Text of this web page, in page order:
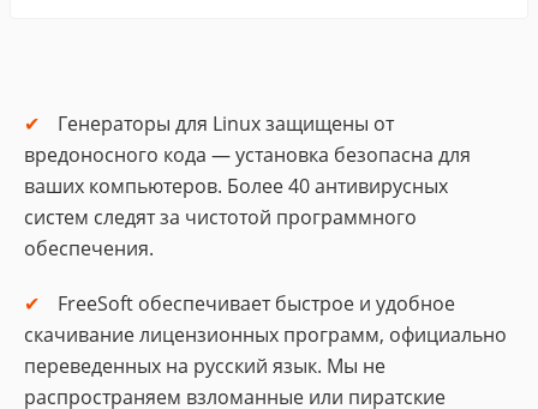
Генераторы для Linux защищены от
вредоносного кода — установка безопасна для
ваших компьютеров. Более 40 антивирусных
систем следят за чистотой программного
обеспечения.
FreeSoft обеспечивает быстрое и удобное
скачивание лицензионных программ, официально
переведенных на русский язык. Мы не
распространяем взломанные или пиратские